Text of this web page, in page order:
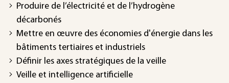
Produire de l’électricité et de l’hydrogène
décarbonés
Mettre en œuvre des économies d'énergie dans les
bâtiments tertiaires et industriels
Définir les axes stratégiques de la veille
Veille et intelligence artificielle